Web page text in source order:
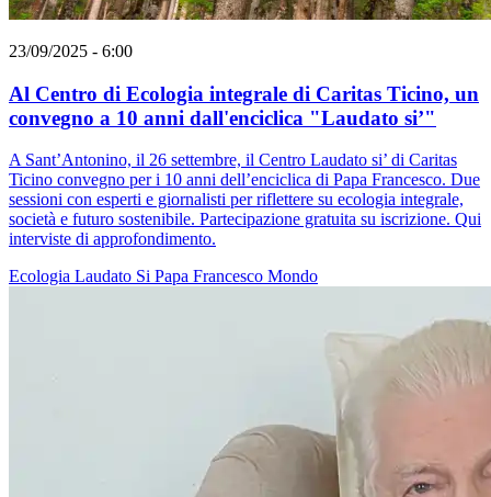
23/09/2025 - 6:00
Al Centro di Ecologia integrale di Caritas Ticino, un
convegno a 10 anni dall'enciclica "Laudato si’"
A Sant’Antonino, il 26 settembre, il Centro Laudato si’ di Caritas
Ticino convegno per i 10 anni dell’enciclica di Papa Francesco. Due
sessioni con esperti e giornalisti per riflettere su ecologia integrale,
società e futuro sostenibile. Partecipazione gratuita su iscrizione. Qui
interviste di approfondimento.
Ecologia Laudato Si Papa Francesco Mondo